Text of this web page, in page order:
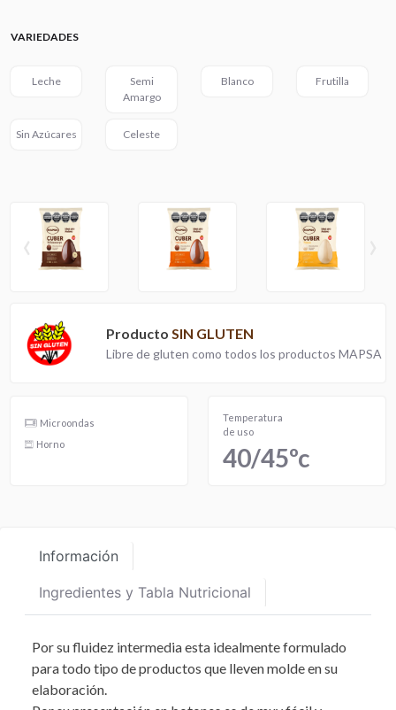
VARIEDADES
Leche
Semi
Amargo
Blanco Frutilla
Sin Azúcares Celeste
‹
Producto SIN GLUTEN
Libre de gluten como todos los productos MAPSA
Microondas
Horno
Temperatura
de uso
40/45ºc
Información
Ingredientes y Tabla Nutricional
Por su fluidez intermedia esta idealmente formulado
para todo tipo de productos que lleven molde en su
elaboración.